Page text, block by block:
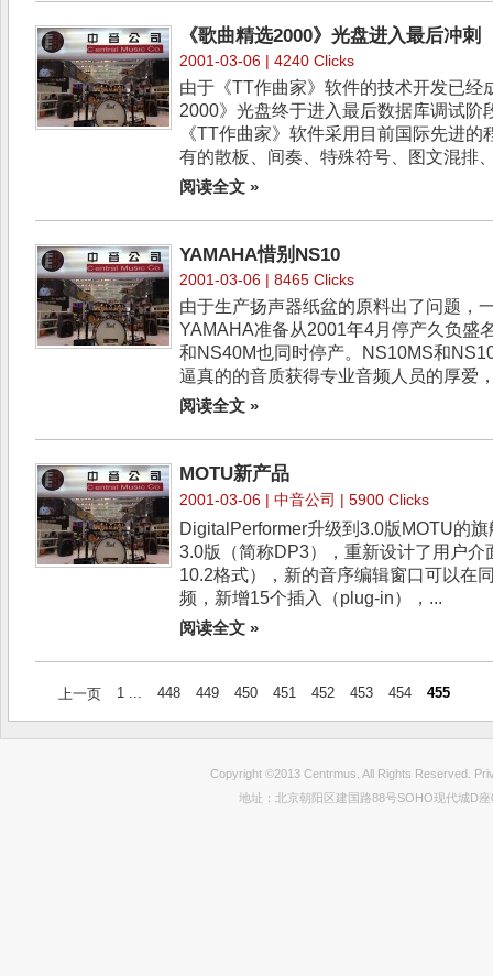
《歌曲精选2000》光盘进入最后冲刺
2001-03-06 | 4240 Clicks
由于《TT作曲家》软件的技术开发已经
2000》光盘终于进入最后数据库调试阶
《TT作曲家》软件采用目前国际先进
有的散板、间奏、特殊符号、图文混排
阅读全文 »
YAMAHA惜别NS10
2001-03-06 | 8465 Clicks
由于生产扬声器纸盆的原料出了问题，
YAMAHA准备从2001年4月停产久负盛
和NS40M也同时停产。NS10MS和
逼真的的音质获得专业音频人员的厚爱
阅读全文 »
MOTU新产品
2001-03-06 | 中音公司 | 5900 Clicks
DigitalPerformer升级到3.0版MOTU的
3.0版（简称DP3），重新设计了用户
10.2格式），新的音序编辑窗口可以在
频，新增15个插入（plug-in），...
阅读全文 »
上一页 1 ... 448 449 450 451 452 453 454 455
Copyright ©2013 Centrmus. All Rights Reserved.
地址：北京朝阳区建国路88号SOHO现代城D